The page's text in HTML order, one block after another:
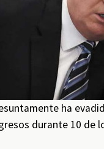
ha
durante 10 de